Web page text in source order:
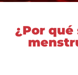
¿Por qué